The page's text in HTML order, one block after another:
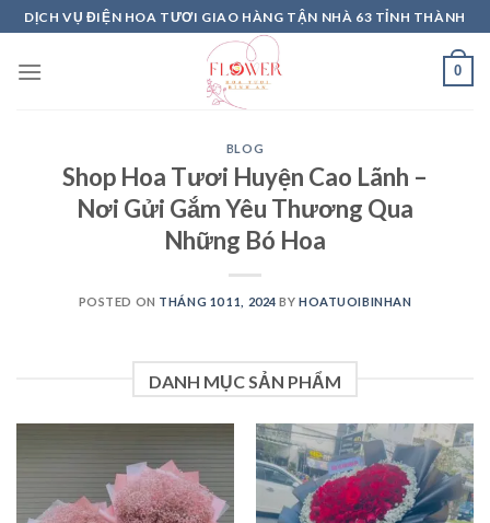
Skip
to
content
DỊCH VỤ ĐIỆN HOA TƯƠI GIAO HÀNG TẬN NHÀ 63 TỈNH THÀNH
0
BLOG
Shop Hoa Tươi Huyện Cao Lãnh –
Nơi Gửi Gắm Yêu Thương Qua
Những Bó Hoa
POSTED ON THÁNG 10 11, 2024 BYHOATUOIBINHAN
DANH MỤC SẢN PHẨM